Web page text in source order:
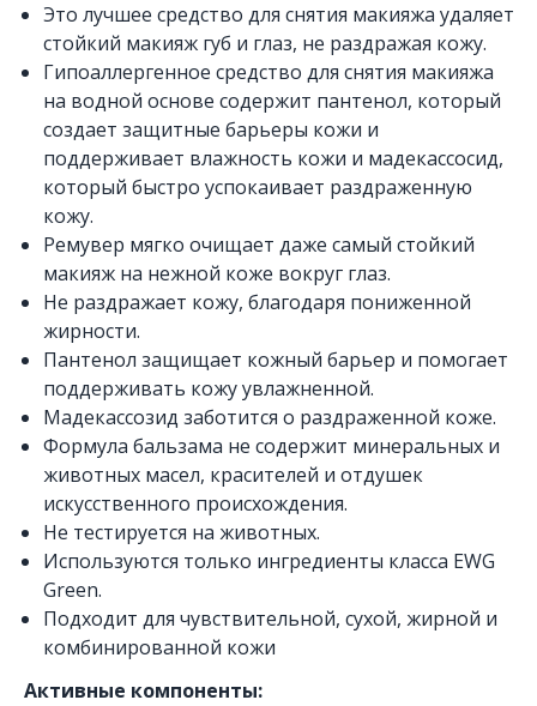
Это лучшее средство для снятия макияжа удаляет
стойкий макияж губ и глаз, не раздражая кожу.
Гипоаллергенное средство для снятия макияжа
на водной основе содержит пантенол, который
создает защитные барьеры кожи и
поддерживает влажность кожи и мадекассосид,
который быстро успокаивает раздраженную
кожу.
Ремувер мягко очищает даже самый стойкий
макияж на нежной коже вокруг глаз.
Не раздражает кожу, благодаря пониженной
жирности.
Пантенол защищает кожный барьер и помогает
поддерживать кожу увлажненной.
Мадекассозид заботится о раздраженной коже.
Формула бальзама не содержит минеральных и
животных масел, красителей и отдушек
искусственного происхождения.
Не тестируется на животных.
Используются только ингредиенты класса EWG
Green.
Подходит для чувствительной, сухой, жирной и
комбинированной кожи
Активные компоненты: